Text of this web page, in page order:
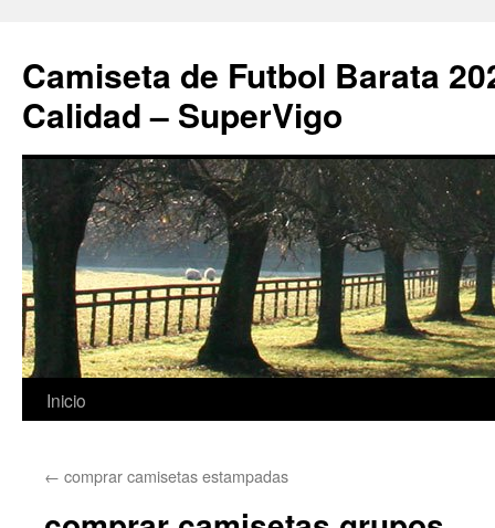
Camiseta de Futbol Barata
Calidad – SuperVigo
Saltar
contenido
Inicio
← comprar camisetas estampadas